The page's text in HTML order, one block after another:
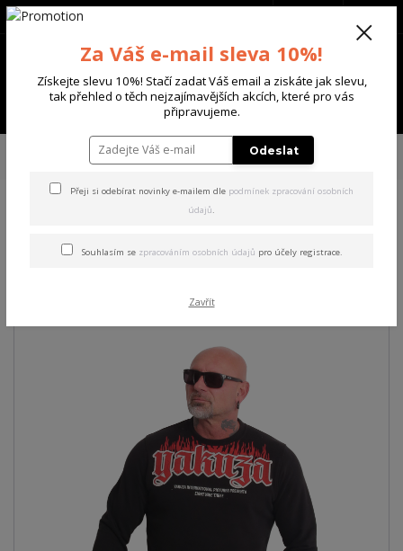
Menu
+420 702 136 620
MIKINY
Yakuza pánská mikina Fck Society Sweatshirt
Society Sweatshirt black 5XL
Za Váš e-mail sleva 10%!
Získejte slevu 10%! Stačí zadat Váš email a ziskáte jak slevu,
tak přehled o těch nejzajímavějších akcích, které pro vás
připravujeme.
Odeslat
Přeji si odebírat novinky e-mailem dle podmínek zpracování osobních
údajů.
Souhlasím se zpracováním osobních údajů pro účely registrace.
Zavřít